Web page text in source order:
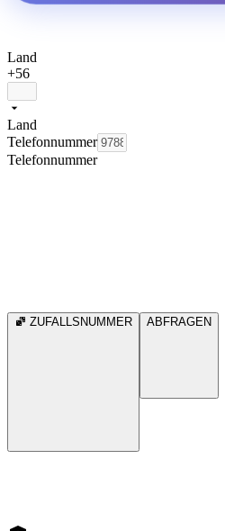
Land
+56
Land
Telefonnummer
Telefonnummer
ZUFALLSNUMMER ABFRAGEN